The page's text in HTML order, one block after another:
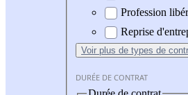
Profession
Reprise
Voir plus de types de
DURÉE DE CONTRAT